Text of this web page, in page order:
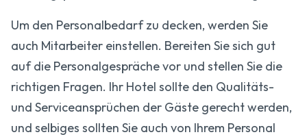
Um den Personalbedarf zu decken, werden Sie
auch Mitarbeiter einstellen. Bereiten Sie sich gut
auf die Personalgespräche vor und stellen Sie die
richtigen Fragen. Ihr Hotel sollte den Qualitäts-
und Serviceansprüchen der Gäste gerecht werden,
und selbiges sollten Sie auch von Ihrem Personal